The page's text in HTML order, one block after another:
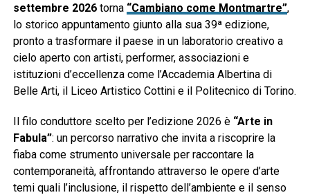
settembre 2026torna “Cambiano come Montmartre”,
lo storico appuntamento giunto alla sua 39ª edizione,
pronto a trasformare il paese in un laboratorio creativo a
cielo aperto con artisti, performer, associazioni e
istituzioni d’eccellenza come l’Accademia Albertina di
Belle Arti, il Liceo Artistico Cottini e il Politecnico di Torino.
Il filo conduttore scelto per l’edizione 2026 è “Arte in
Fabula”: un percorso narrativo che invita a riscoprire la
fiaba come strumento universale per raccontare la
contemporaneità, affrontando attraverso le opere d’arte
temi quali l’inclusione, il rispetto dell’ambiente e il senso